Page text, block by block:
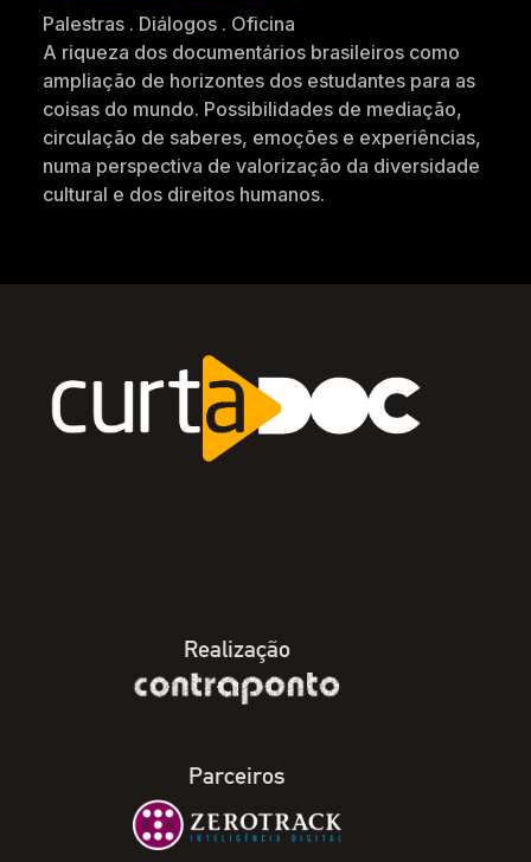
Palestras . Diálogos . Oficina
A riqueza dos documentários brasileiros como
ampliação de horizontes dos estudantes para as
coisas do mundo. Possibilidades de mediação,
circulação de saberes, emoções e experiências,
numa perspectiva de valorização da diversidade
cultural e dos direitos humanos.
Realização
Parceiros